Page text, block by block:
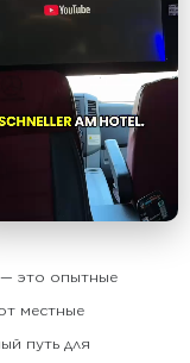
поездку
проходят
— это опытные
местные
путь для